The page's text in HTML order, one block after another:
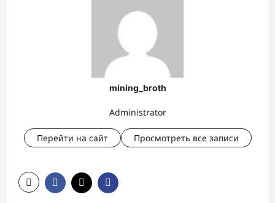
mining_broth
Administrator
Перейти на сайт Просмотреть все записи